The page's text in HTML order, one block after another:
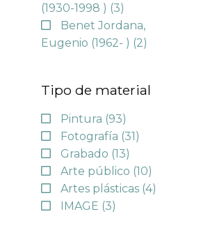
(1930-1998 ) (3)
Benet Jordana,
Eugenio (1962- ) (2)
Tipo de material
Pintura (93)
Fotografía (31)
Grabado (13)
Arte público (10)
Artes plásticas (4)
IMAGE (3)